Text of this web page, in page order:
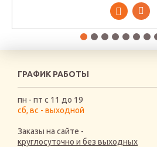
ГРАФИК РАБОТЫ
пн - пт с 11 до 19
сб, вс - выходной
Заказы на сайте -
круглосуточно и без выходных